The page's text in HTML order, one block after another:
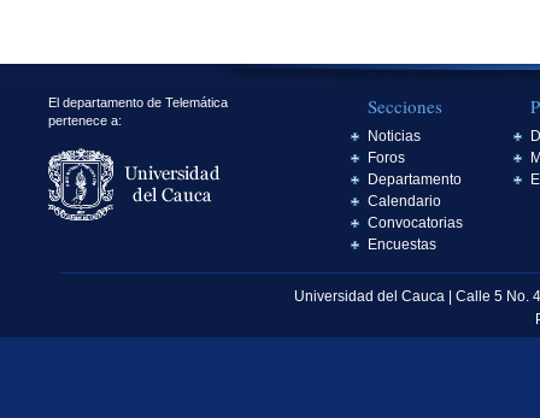
El departamento de Telemática
pertenece a:
Secciones
Noticias
Foros
Departamento
Calendario
Convocatorias
Encuestas
Universidad del Cauca | Calle 5 No.